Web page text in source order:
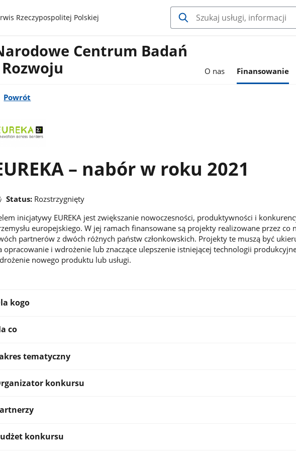
Rzeczypospolitej Polskiej
Centrum Badań
O nas Finansowanie
Powrót
– nabór w roku 2021
Status:Rozstrzygnięty
inicjatywy EUREKA jest zwiększanie nowoczesności, produktywności i
europejskiego. W jej ramach finansowane są projekty realizowane przez co
partnerów z dwóch różnych państw członkowskich. Projekty te muszą być
opracowanie i wdrożenie lub znaczące ulepszenie istniejącej technologii
nowego produktu lub usługi.
kogo
co
tematyczny
konkursu
konkursu